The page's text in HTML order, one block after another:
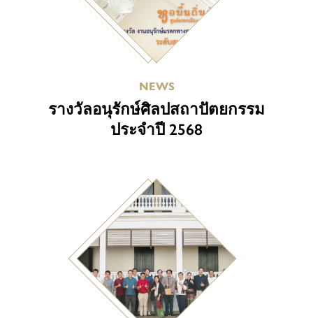
NEWS
รางวัลอนุรักษ์ศิลปสถาปัตยกรรม
ประจำปี 2568